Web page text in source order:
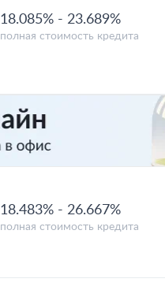
18.085% - 23.689%
полная стоимость кредита
18.483% - 26.667%
полная стоимость кредита